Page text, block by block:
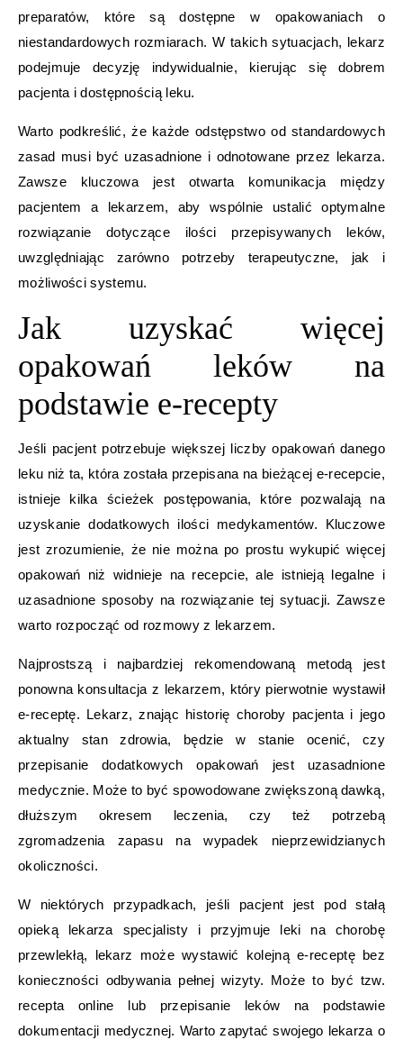
preparatów, które są dostępne w opakowaniach o
niestandardowych rozmiarach. W takich sytuacjach, lekarz
podejmuje decyzję indywidualnie, kierując się dobrem
pacjenta i dostępnością leku.
Warto podkreślić, że każde odstępstwo od standardowych
zasad musi być uzasadnione i odnotowane przez lekarza.
Zawsze kluczowa jest otwarta komunikacja między
pacjentem a lekarzem, aby wspólnie ustalić optymalne
rozwiązanie dotyczące ilości przepisywanych leków,
uwzględniając zarówno potrzeby terapeutyczne, jak i
możliwości systemu.
Jak uzyskać więcej
opakowań leków na
podstawie e-recepty
Jeśli pacjent potrzebuje większej liczby opakowań danego
leku niż ta, która została przepisana na bieżącej e-recepcie,
istnieje kilka ścieżek postępowania, które pozwalają na
uzyskanie dodatkowych ilości medykamentów. Kluczowe
jest zrozumienie, że nie można po prostu wykupić więcej
opakowań niż widnieje na recepcie, ale istnieją legalne i
uzasadnione sposoby na rozwiązanie tej sytuacji. Zawsze
warto rozpocząć od rozmowy z lekarzem.
Najprostszą i najbardziej rekomendowaną metodą jest
ponowna konsultacja z lekarzem, który pierwotnie wystawił
e-receptę. Lekarz, znając historię choroby pacjenta i jego
aktualny stan zdrowia, będzie w stanie ocenić, czy
przepisanie dodatkowych opakowań jest uzasadnione
medycznie. Może to być spowodowane zwiększoną dawką,
dłuższym okresem leczenia, czy też potrzebą
zgromadzenia zapasu na wypadek nieprzewidzianych
okoliczności.
W niektórych przypadkach, jeśli pacjent jest pod stałą
opieką lekarza specjalisty i przyjmuje leki na chorobę
przewlekłą, lekarz może wystawić kolejną e-receptę bez
konieczności odbywania pełnej wizyty. Może to być tzw.
recepta online lub przepisanie leków na podstawie
dokumentacji medycznej. Warto zapytać swojego lekarza o